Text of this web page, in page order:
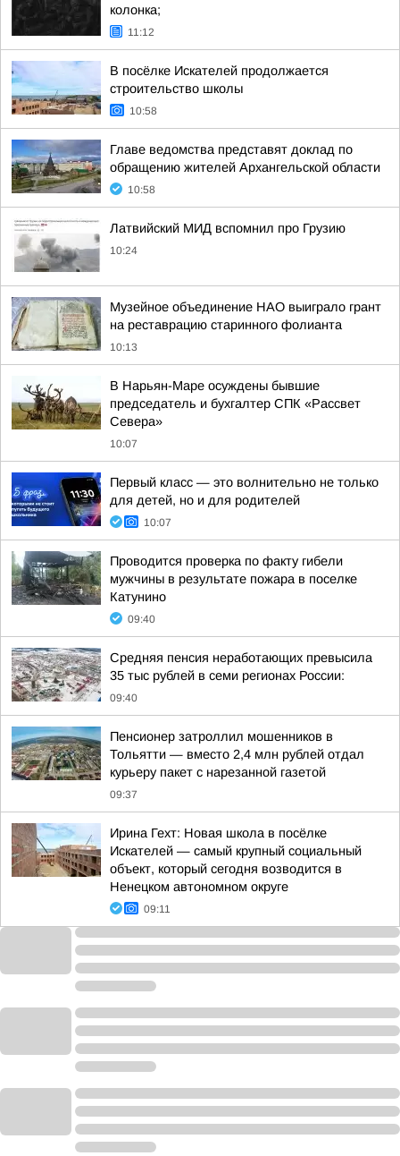
колонка;
11:12
В посёлке Искателей продолжается
строительство школы
10:58
Главе ведомства представят доклад по
обращению жителей Архангельской области
10:58
Латвийский МИД вспомнил про Грузию
10:24
Музейное объединение НАО выиграло грант
на реставрацию старинного фолианта
10:13
В Нарьян-Маре осуждены бывшие
председатель и бухгалтер СПК «Рассвет
Севера»
10:07
Первый класс — это волнительно не только
для детей, но и для родителей
10:07
Проводится проверка по факту гибели
мужчины в результате пожара в поселке
Катунино
09:40
Средняя пенсия неработающих превысила
35 тыс рублей в семи регионах России:
09:40
Пенсионер затроллил мошенников в
Тольятти — вместо 2,4 млн рублей отдал
курьеру пакет с нарезанной газетой
09:37
Ирина Гехт: Новая школа в посёлке
Искателей — самый крупный социальный
объект, который сегодня возводится в
Ненецком автономном округе
09:11